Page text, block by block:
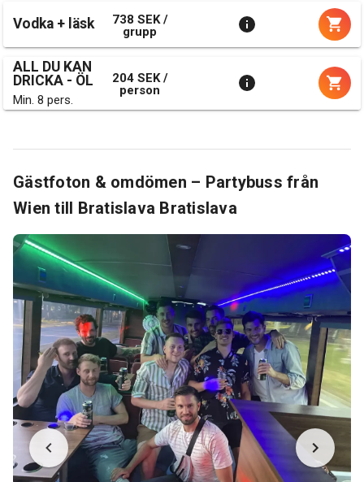
Vodka + läsk
738 SEK /
grupp
ALL DU KAN
DRICKA - ÖL
Min. 8 pers.
204 SEK /
person
Gästfoton & omdömen – Partybuss från
Wien till Bratislava Bratislava